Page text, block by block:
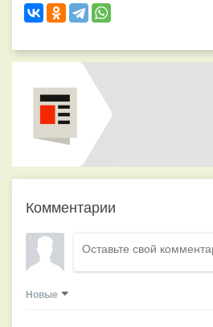
Комментарии
Новые